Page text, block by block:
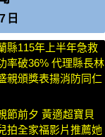
日
縣115年上半年急救
率破36% 代理縣長林
親頒獎表揚消防同仁
節前夕 黃適超寶貝
拍全家福影片推薦她